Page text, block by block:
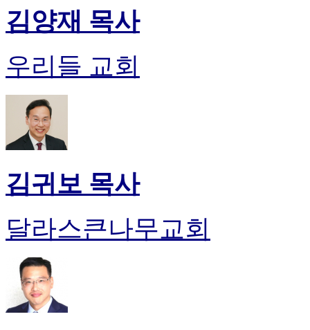
럽
DOMCLUB.top
머
판
신
렌
트
트
순
김양재 목사
우리들 교회
김귀보 목사
달라스큰나무교회